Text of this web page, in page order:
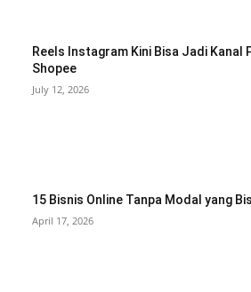
Reels Instagram Kini Bisa Jadi Kanal
Shopee
July 12, 2026
15 Bisnis Online Tanpa Modal yang
April 17, 2026